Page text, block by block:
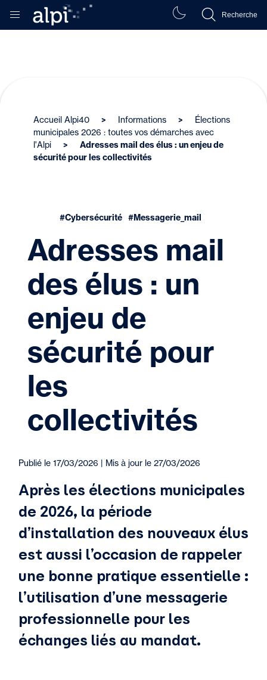
Recherche
Accueil Alpi40 Informations
Élections
municipales 2026 : toutes vos démarches avec
l'Alpi
Adresses mail des élus : un enjeu de
sécurité pour les collectivités
#Cybersécurité #Messagerie_mail
Adresses mail
des élus : un
enjeu de
sécurité pour
les
collectivités
Publié le 17/03/2026 | Mis à jour le 27/03/2026
Après les élections municipales
de 2026, la période
d’installation des nouveaux élus
est aussi l’occasion de rappeler
une bonne pratique essentielle :
l’utilisation d’une messagerie
professionnelle pour les
échanges liés au mandat.